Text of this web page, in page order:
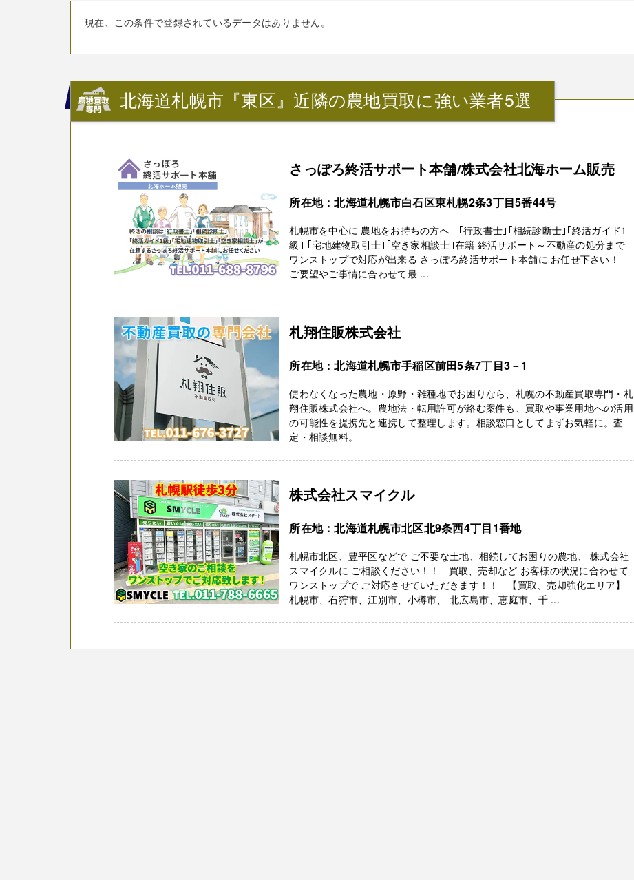
現在、この条件で登録されているデータはありません。
北海道札幌市『東区』近隣の農地買取に強い業者5選
さっぽろ終活サポート本舗/株式会社北海ホーム販売
所在地：北海道札幌市白石区東札幌2条3丁目5番44号
札幌市を中心に 農地をお持ちの方へ ｢行政書士｣｢相続診断士｣｢終活ガイド1
級｣ ｢宅地建物取引士｣｢空き家相談士｣在籍 終活サポート～不動産の処分まで
ワンストップで対応が出来る さっぽろ終活サポート本舗に お任せ下さい！
ご要望やご事情に合わせて最 ...
札翔住販株式会社
所在地：北海道札幌市手稲区前田5条7丁目3－1
使わなくなった農地・原野・雑種地でお困りなら、札幌の不動産買取専門・札
翔住販株式会社へ。農地法・転用許可が絡む案件も、買取や事業用地への活用
の可能性を提携先と連携して整理します。相談窓口としてまずお気軽に。査
定・相談無料。
株式会社スマイクル
所在地：北海道札幌市北区北9条西4丁目1番地
札幌市北区、豊平区などで ご不要な土地、相続してお困りの農地、 株式会社
スマイクルに ご相談ください！！ 買取、売却など お客様の状況に合わせて
ワンストップで ご対応させていただきます！！ 【買取、売却強化エリア】
札幌市、石狩市、江別市、小樽市、 北広島市、恵庭市、千 ...